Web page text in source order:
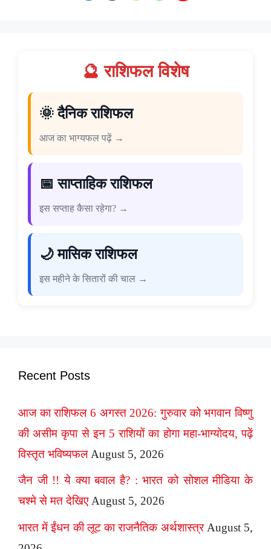
🔮 राशिफल विशेष
🌞 दैनिक राशिफल
आज का भाग्यफल पढ़ें →
📅 साप्ताहिक राशिफल
इस सप्ताह कैसा रहेगा? →
🌙 मासिक राशिफल
इस महीने के सितारों की चाल →
Recent Posts
आज का राशिफल 6 अगस्त 2026: गुरुवार को भगवान विष्णु
की असीम कृपा से इन 5 राशियों का होगा महा-भाग्योदय, पढ़ें
विस्तृत भविष्यफल August 5, 2026
जैन जी !! ये क्या बवाल है? : भारत को सोशल मीडिया के
चश्मे से मत देखिए August 5, 2026
भारत में ईंधन की लूट का राजनैतिक अर्थशास्त्र August 5,